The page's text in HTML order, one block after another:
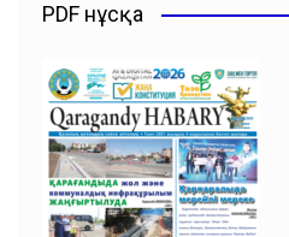
PDF нұсқа